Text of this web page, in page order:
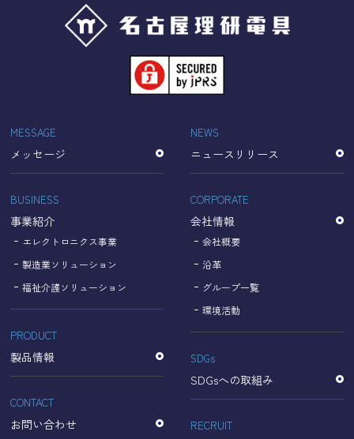
当サイトでは、より良いサービスの提供、またユーザビリ
ティの向上のため、Googleアナリティクスを使用し、当サ
イトの利用状況などのデータ収集及び解析を行っておりま
す。その際、「Cookie」を通じて、Googleがお客様のIPア
ドレスなどの情報を収集する場合がありますが、
「Cookie」で収集される情報は個人を特定できるものでは
収集されたデータはGoogleのプライバシーポリシーにおい
て管理されます。
なお、当サイトのご利用をもって、上述の方法・目的にお
いてGoogle及び当サイトが行うデータ処理に関し、お客様
【Googleのプライバシーポリシー】
https://policies.google.com/privacy?hl=ja
https://policies.google.com/technologies/partner-sites?
hl=ja
個人情報に関するお問い合わせ窓口
名古屋理研電具株式会社
TEL：052-833-1248
MESSAGE
メッセージ
BUSINESS
事業紹介
エレクトロニクス事業
製造業ソリューション
福祉介護ソリューション
PRODUCT
製品情報
CONTACT
お問い合わせ
NEWS
ニュースリリース
CORPORATE
会社情報
会社概要
沿革
グループ一覧
環境活動
SDGs
SDGsへの取組み
RECRUIT